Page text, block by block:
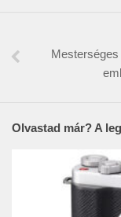
Olvastad már? A